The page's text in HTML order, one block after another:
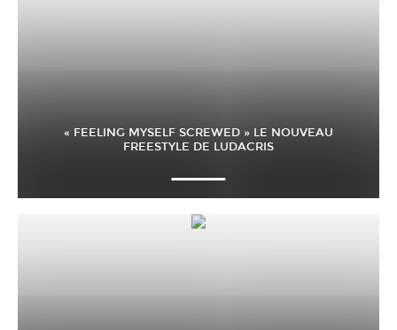
« FEELING MYSELF SCREWED » LE NOUVEAU
FREESTYLE DE LUDACRIS